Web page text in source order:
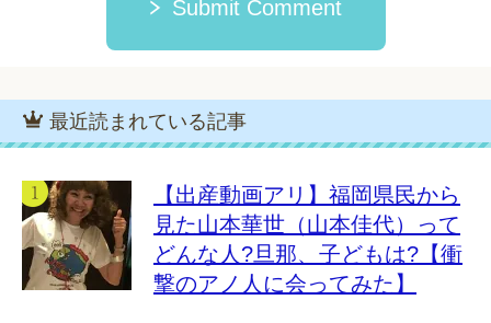
Submit Comment
最近読まれている記事
【出産動画アリ】福岡県民から
見た山本華世（山本佳代）って
どんな人?旦那、子どもは?【衝
撃のアノ人に会ってみた】